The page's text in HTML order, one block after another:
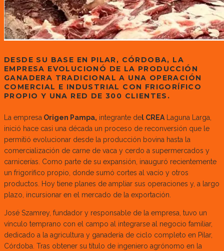
DESDE SU BASE EN PILAR, CÓRDOBA, LA
EMPRESA EVOLUCIONÓ DE LA PRODUCCIÓN
GANADERA TRADICIONAL A UNA OPERACIÓN
COMERCIAL E INDUSTRIAL CON FRIGORÍFICO
PROPIO Y UNA RED DE 300 CLIENTES.
La empresa Origen Pampa, integrante del CREALaguna Larga,
inició hace casi una década un proceso de reconversión que le
permitió evolucionar desde la producción bovina hasta la
comercialización de carne de vaca y cerdo a supermercados y
carnicerías. Como parte de su expansión, inauguró recientemente
un frigorífico propio, donde sumó cortes al vacío y otros
productos. Hoy tiene planes de ampliar sus operaciones y, a largo
plazo, incursionar en el mercado de la exportación.
José Szamrey, fundador y responsable de la empresa, tuvo un
vínculo temprano con el campo al integrarse al negocio familiar,
dedicado a la agricultura y ganadería de ciclo completo en Pilar,
Córdoba. Tras obtener su título de ingeniero agrónomo en la